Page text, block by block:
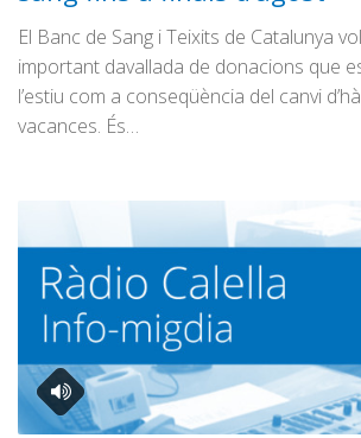
El Banc de Sang i Teixits de Catalunya
important davallada de donacions que
l’estiu com a conseqüència del canvi
vacances. És…